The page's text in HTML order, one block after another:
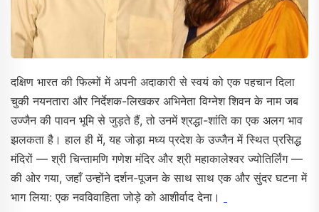
दक्षिण भारत की फिल्मों में अपनी अदाकारी से स्वयं को एक पहचान दिला
चुकी नयनतारा और निर्देशक-लिखकर अभिनेता विग्नेश शिवन के नाम जब
उज्जैन की पावन भूमि से जुड़ते हैं, तो उनमें श्रद्धा-शांति का एक अलग भाव
झलकता है। हाल ही में, यह जोड़ा मध्य प्रदेश के उज्जैन में स्थित प्रसिद्ध
मंदिरों — श्री चिन्तामणि गणेश मंदिर और श्री महाकालेश्वर ज्योतिर्लिंग —
की ओर गया, जहाँ उन्होंने दर्शन-पूजन के साथ साथ एक और सुंदर घटना में
भाग लिया: एक नवविवाहिता जोड़े को आशीर्वाद देना।